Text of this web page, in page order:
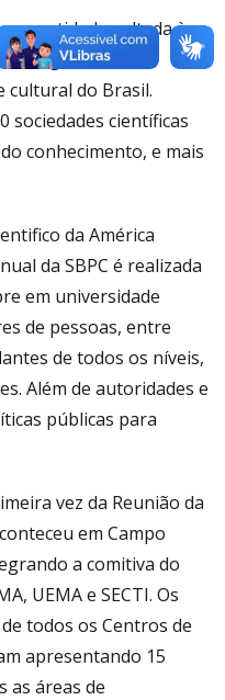
entidade voltada à
e do
cultural do Brasil.
sociedades científicas
conhecimento, e mais
da América
da SBPC é realizada
em universidade
de pessoas, entre
de todos os níveis,
Além de autoridades e
públicas para
vez da Reunião da
em Campo
a comitiva do
UEMA e SECTI. Os
todos os Centros de
apresentando 15
as áreas de